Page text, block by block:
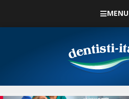
MENU